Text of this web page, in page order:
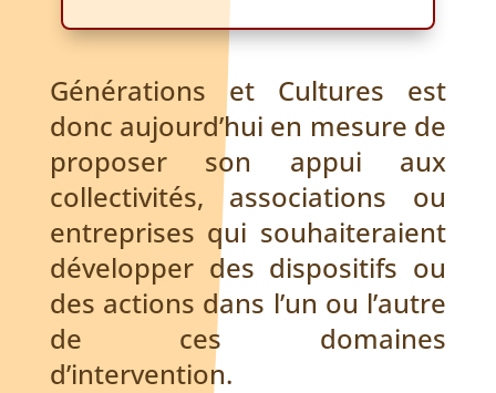
Générations et Cultures est
donc aujourd’hui en mesure de
proposer son appui aux
collectivités, associations ou
entreprises qui souhaiteraient
développer des dispositifs ou
des actions dans l’un ou l’autre
de ces domaines
d’intervention.